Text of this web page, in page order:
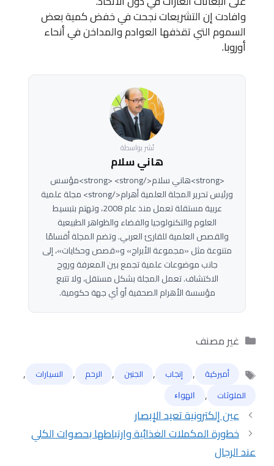
وافادت إن التشريعات نجحت في خفض كمية بعض
السموم التي تقذفها العوادم والمداخن في أنحاء
أوروبا.
نُشر بواسطة
هاني سلام
<strong>هاني سلام</strong> <strong>مؤسس
ورئيس تحرير المجلة العلمية أهرام</strong> مجلة علمية
عربية مستقلة تعمل منذ عام 2008، وتهتم بتبسيط
العلوم والتكنولوجيا والفضاء والظواهر الطبيعية
والقصص العلمية للقارئ العربي. وتضم المجلة أقسامًا
متنوعة مثل «مجموعة الأبراج» و«قصص وحكايات»، إلى
جانب موضوعات علمية تجمع بين المعرفة وروح
الاكتشاف. تعمل المجلة بشكل مستقل، ولا تتبع
مؤسسة الأهرام الصحفية أو أي جهة حكومية.
التصنيفات
غير مصنف
الوسوم
أميركية , إنجاب , الجنين , الرحم , السيارات ,
الملوثات , ﺍﻟﻬﻮﺍﺀ
عين إلكترونية تعيد الإبصار
خطورة المكملات الغذائية وارتباطها بحصوات الكلي
عند الرجال